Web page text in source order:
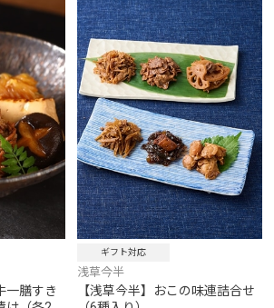
一膳すき
ギフト対応
浅草今半
【浅草今半】おこの味連詰合せ